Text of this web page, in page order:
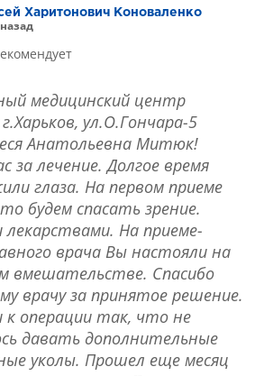
Харитонович Коноваленко
медицинский центр
ул.О.Гончара-5
Анатольевна Митюк!
за лечение. Долгое время
глаза. На первом приеме
будем спасать зрение.
лекарствами. На приеме-
врача Вы настояли на
вмешательстве. Спасибо
врачу за принятое решение.
к операции так, что не
давать дополнительные
уколы. Прошел еще месяц